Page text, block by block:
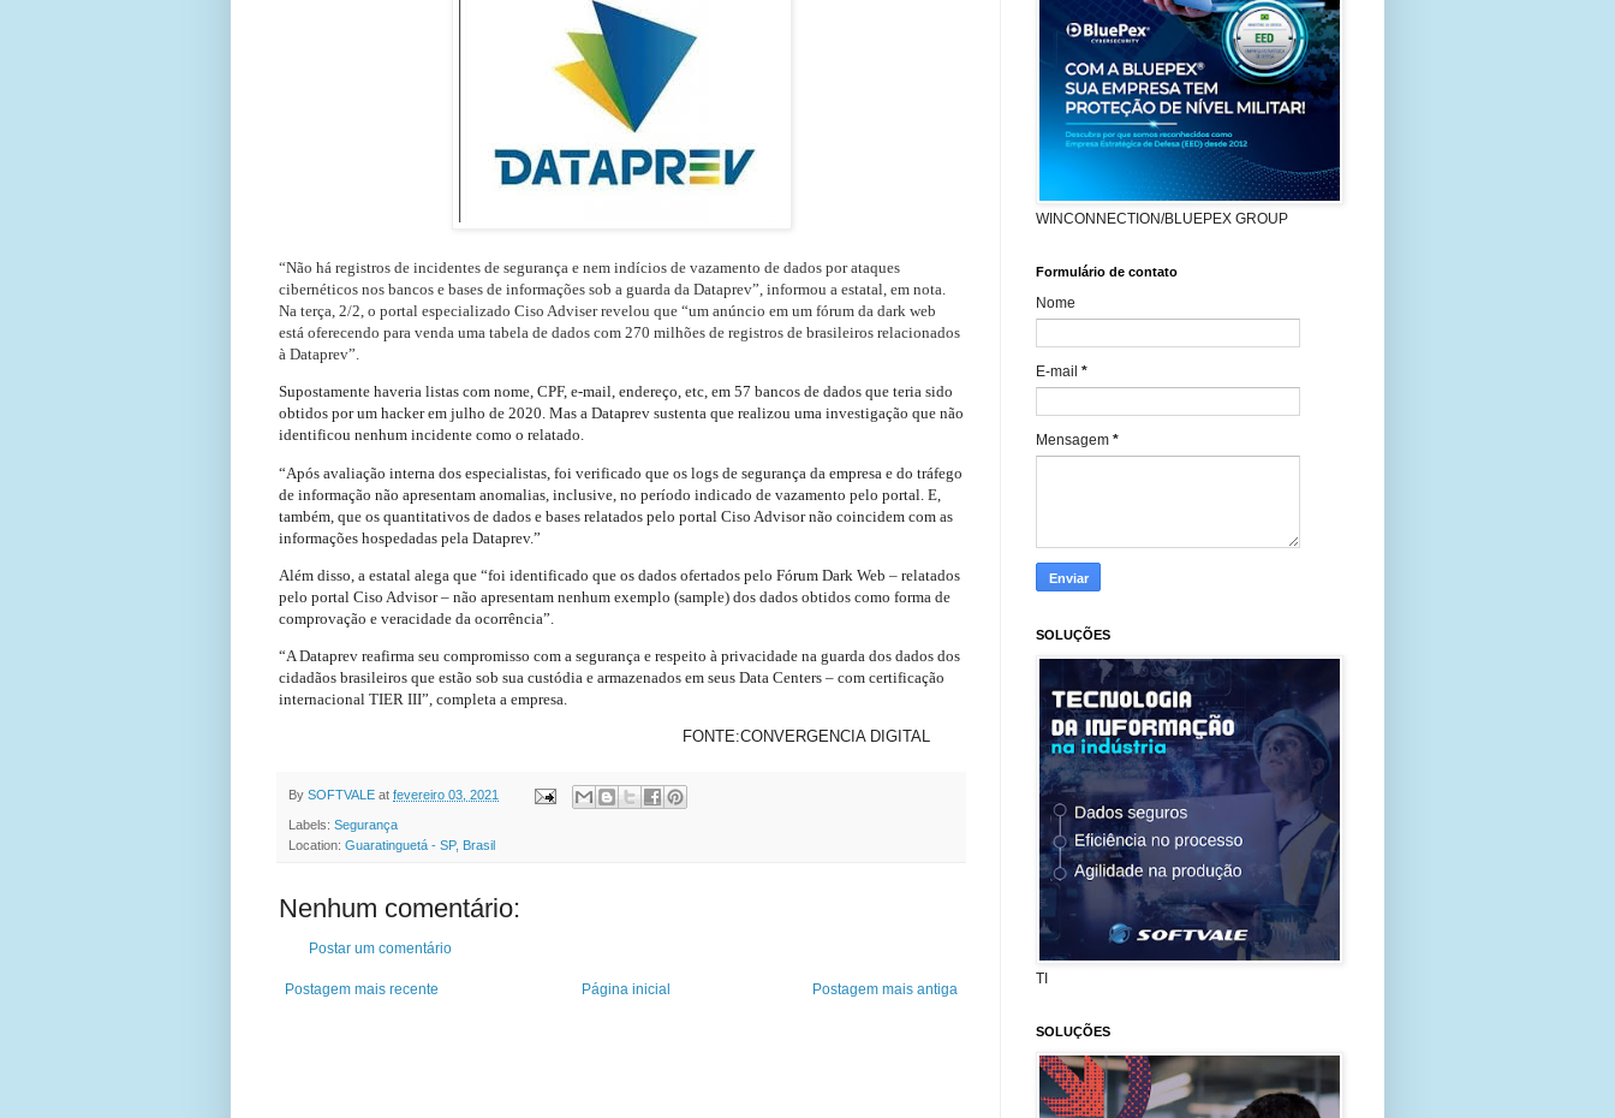
“Não há registros de incidentes de segurança e nem indícios de vazamento de dados por ataques
cibernéticos nos bancos e bases de informações sob a guarda da Dataprev”, informou a estatal, em nota.
Na terça, 2/2, o portal especializado Ciso Adviser revelou que “um anúncio em um fórum da dark web
está oferecendo para venda uma tabela de dados com 270 milhões de registros de brasileiros relacionados
à Dataprev”.
Supostamente haveria listas com nome, CPF, e-mail, endereço, etc, em 57 bancos de dados que teria sido
obtidos por um hacker em julho de 2020. Mas a Dataprev sustenta que realizou uma investigação que não
identificou nenhum incidente como o relatado.
“Após avaliação interna dos especialistas, foi verificado que os logs de segurança da empresa e do tráfego
de informação não apresentam anomalias, inclusive, no período indicado de vazamento pelo portal. E,
também, que os quantitativos de dados e bases relatados pelo portal Ciso Advisor não coincidem com as
informações hospedadas pela Dataprev.”
Além disso, a estatal alega que “foi identificado que os dados ofertados pelo Fórum Dark Web – relatados
pelo portal Ciso Advisor – não apresentam nenhum exemplo (sample) dos dados obtidos como forma de
comprovação e veracidade da ocorrência”.
“A Dataprev reafirma seu compromisso com a segurança e respeito à privacidade na guarda dos dados dos
cidadãos brasileiros que estão sob sua custódia e armazenados em seus Data Centers – com certificação
internacional TIER III”, completa a empresa.
FONTE:CONVERGENCIA DIGITAL
By SOFTVALE at fevereiro 03, 2021
Labels: Segurança
Location: Guaratinguetá - SP, Brasil
Nenhum comentário:
Postar um comentário
Postagem mais recente Postagem mais antiga
Página inicial
WINCONNECTION/BLUEPEX GROUP
Formulário de contato
Nome
E-mail *
Mensagem *
SOLUÇÕES
TI
SOLUÇÕES